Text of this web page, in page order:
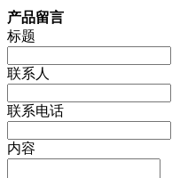
产品留言
标题
联系人
联系电话
内容